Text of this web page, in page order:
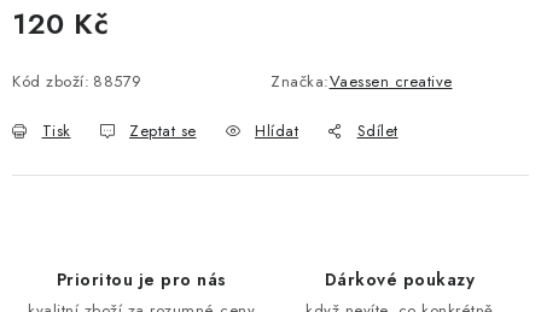
120 Kč
Kód zboží: 88579 Značka:Vaessen creative
Tisk Zeptat se Hlídat Sdílet
Prioritou je pro nás Dárkové poukazy